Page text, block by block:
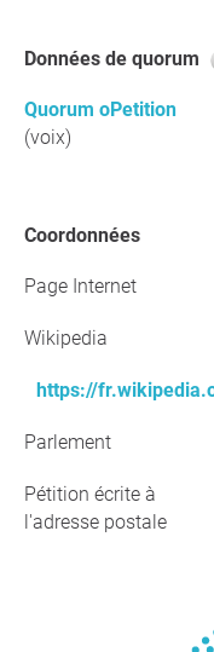
Données de quorum
Quorum oPetition
(voix)
Coordonnées
Page Internet
Wikipedia
https://
Parlement
Pétition écrite à
l'adresse postale